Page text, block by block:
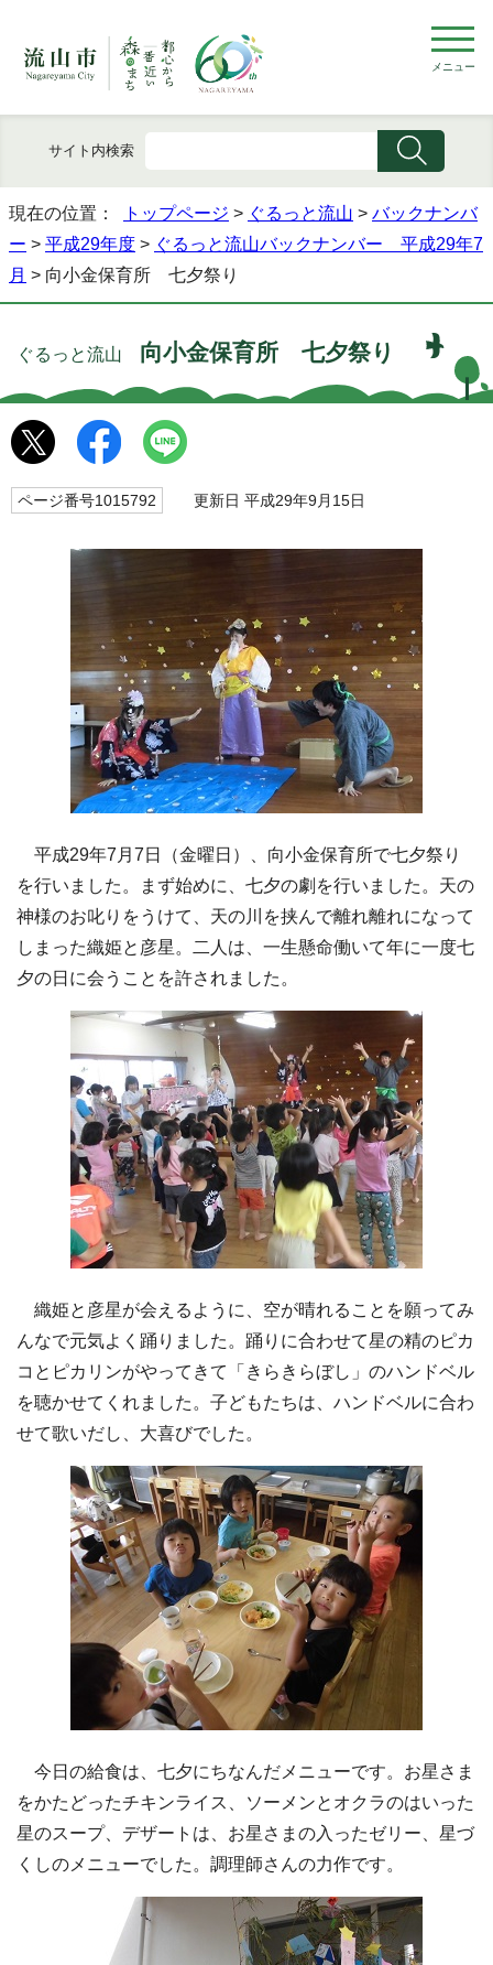
メニュー
サイト内検索
現在の位置： トップページ > ぐるっと流山 > バックナンバ
ー > 平成29年度 > ぐるっと流山バックナンバー 平成29年7
月 > 向小金保育所 七夕祭り
ぐるっと流山 向小金保育所 七夕祭り
ページ番号1015792 更新日 平成29年9月15日
平成29年7月7日（金曜日）、向小金保育所で七夕祭り
を行いました。まず始めに、七夕の劇を行いました。天の
神様のお叱りをうけて、天の川を挟んで離れ離れになって
しまった織姫と彦星。二人は、一生懸命働いて年に一度七
夕の日に会うことを許されました。
織姫と彦星が会えるように、空が晴れることを願ってみ
んなで元気よく踊りました。踊りに合わせて星の精のピカ
コとピカリンがやってきて「きらきらぼし」のハンドベル
を聴かせてくれました。子どもたちは、ハンドベルに合わ
せて歌いだし、大喜びでした。
今日の給食は、七夕にちなんだメニューです。お星さま
をかたどったチキンライス、ソーメンとオクラのはいった
星のスープ、デザートは、お星さまの入ったゼリー、星づ
くしのメニューでした。調理師さんの力作です。